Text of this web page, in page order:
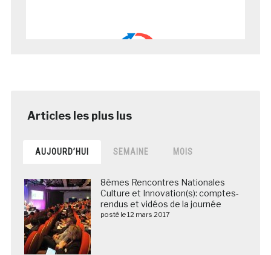
AUJOURD’HUI SEMAINE MOIS
8èmes Rencontres Nationales
Culture et Innovation(s): comptes-
rendus et vidéos de la journée
posté le 12 mars 2017